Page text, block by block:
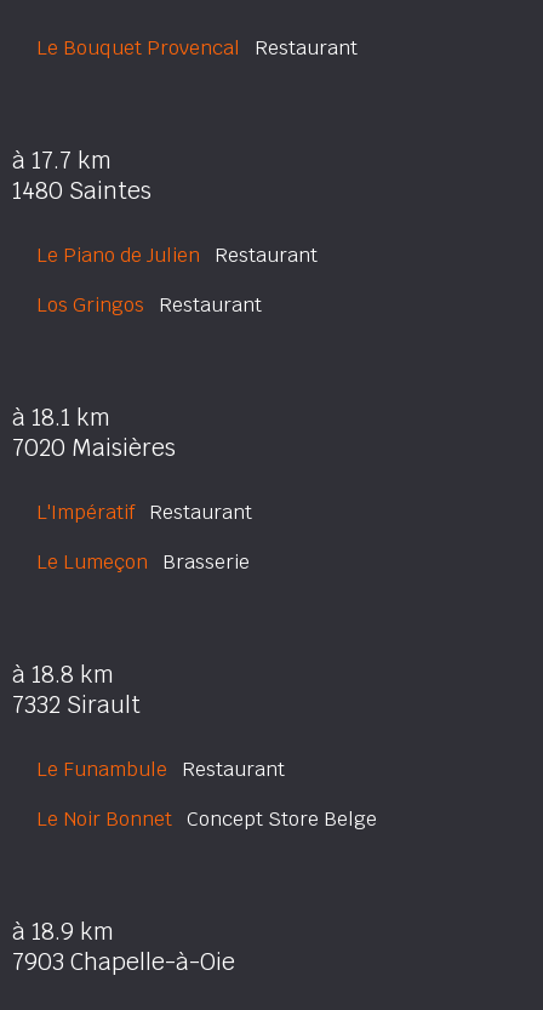
Le Bouquet Provencal Restaurant
à 17.7 km
1480 Saintes
Le Piano de Julien Restaurant
Los Gringos Restaurant
à 18.1 km
7020 Maisières
L'ImpératifRestaurant
Le Lumeçon Brasserie
à 18.8 km
7332 Sirault
Le Funambule Restaurant
Le Noir Bonnet Concept Store Belge
à 18.9 km
7903 Chapelle-à-Oie